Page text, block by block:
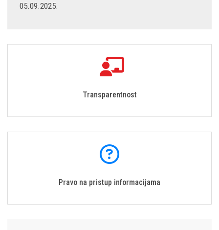
05.09.2025.
Transparentnost
Pravo na pristup informacijama